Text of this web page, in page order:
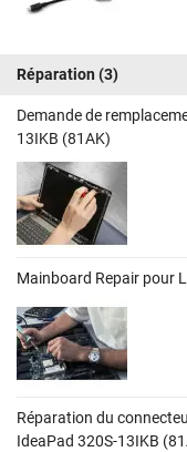
Réparation (3)
Demande de
13IKB (81AK)
Mainboard Repair pour
Réparation du
IdeaPad 320S-13IKB